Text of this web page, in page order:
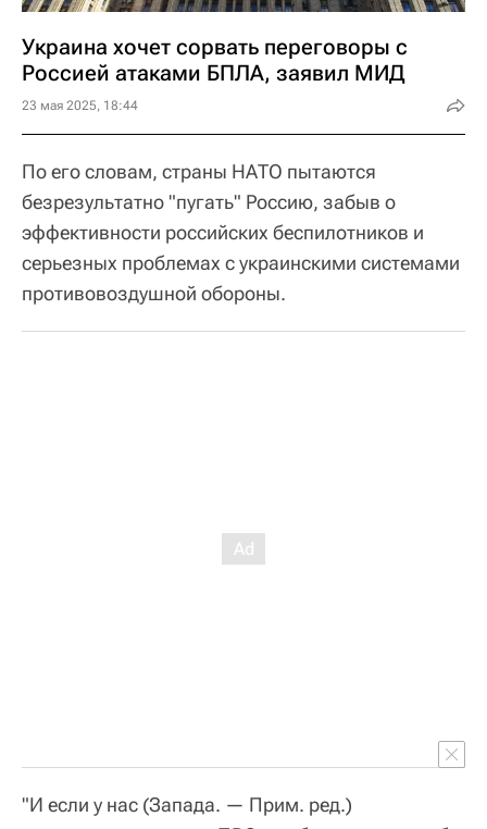
Украина хочет сорвать переговоры с
Россией атаками БПЛА, заявил МИД
23 мая 2025, 18:44
По его словам, страны НАТО пытаются
безрезультатно "пугать" Россию, забыв о
эффективности российских беспилотников и
серьезных проблемах с украинскими системами
противовоздушной обороны.
"И если у нас (Запада. — Прим. ред.)